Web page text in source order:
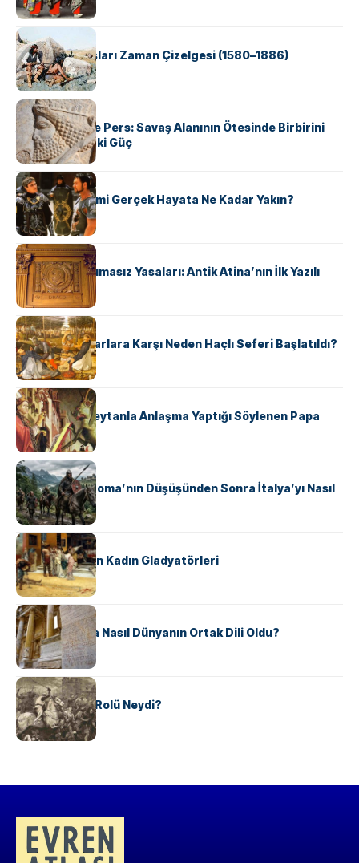
KÜLTÜR
Apache Savaşları Zaman Çizelgesi (1580–1886)
KÜLTÜR
Antik Yunan ve Pers: Savaş Alanının Ötesinde Birbirini
Şekillendiren İki Güç
KÜLTÜR
‘Gladiator’ Filmi Gerçek Hayata Ne Kadar Yakın?
KÜLTÜR
Draco’nun Acımasız Yasaları: Antik Atina’nın İlk Yazılı
Hukuk Kodu
KÜLTÜR
Avrupalı ​​Katharlara Karşı Neden Haçlı Seferi Başlatıldı?
KÜLTÜR
II. Silvester: Şeytanla Anlaşma Yaptığı Söylenen Papa
KÜLTÜR
Ostrogotlar Roma’nın Düşüşünden Sonra İtalya’yı Nasıl
Ele Geçirdi?
KÜLTÜR
Antik Roma’nın Kadın Gladyatörleri
KÜLTÜR
Antik Yunanca Nasıl Dünyanın Ortak Dili Oldu?
KÜLTÜR
Valdensler’in Rolü Neydi?